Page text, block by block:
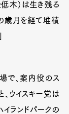
木）は生き残る
歳月を経て堆積
で、案内役のス
、ウイスキー党は
イランドパークの